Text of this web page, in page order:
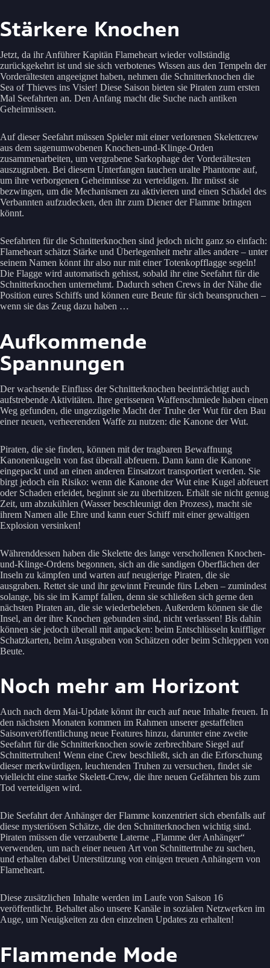
Stärkere Knochen
Jetzt, da ihr Anführer Kapitän Flameheart wieder vollständig
zurückgekehrt ist und sie sich verbotenes Wissen aus den Tempeln der
Vorderältesten angeeignet haben, nehmen die Schnitterknochen die
Sea of Thieves ins Visier! Diese Saison bieten sie Piraten zum ersten
Mal Seefahrten an. Den Anfang macht die Suche nach antiken
Geheimnissen.
Auf dieser Seefahrt müssen Spieler mit einer verlorenen Skelettcrew
aus dem sagenumwobenen Knochen-und-Klinge-Orden
zusammenarbeiten, um vergrabene Sarkophage der Vorderältesten
auszugraben. Bei diesem Unterfangen tauchen uralte Phantome auf,
um ihre verborgenen Geheimnisse zu verteidigen. Ihr müsst sie
bezwingen, um die Mechanismen zu aktivieren und einen Schädel des
Verbannten aufzudecken, den ihr zum Diener der Flamme bringen
könnt.
Seefahrten für die Schnitterknochen sind jedoch nicht ganz so einfach:
Flameheart schätzt Stärke und Überlegenheit mehr alles andere – unter
seinem Namen könnt ihr also nur mit einer Totenkopfflagge segeln!
Die Flagge wird automatisch gehisst, sobald ihr eine Seefahrt für die
Schnitterknochen unternehmt. Dadurch sehen Crews in der Nähe die
Position eures Schiffs und können eure Beute für sich beanspruchen –
wenn sie das Zeug dazu haben …
Aufkommende
Spannungen
Der wachsende Einfluss der Schnitterknochen beeinträchtigt auch
aufstrebende Aktivitäten. Ihre gerissenen Waffenschmiede haben einen
Weg gefunden, die ungezügelte Macht der Truhe der Wut für den Bau
einer neuen, verheerenden Waffe zu nutzen: die Kanone der Wut.
Piraten, die sie finden, können mit der tragbaren Bewaffnung
Kanonenkugeln von fast überall abfeuern. Dann kann die Kanone
eingepackt und an einen anderen Einsatzort transportiert werden. Sie
birgt jedoch ein Risiko: wenn die Kanone der Wut eine Kugel abfeuert
oder Schaden erleidet, beginnt sie zu überhitzen. Erhält sie nicht genug
Zeit, um abzukühlen (Wasser beschleunigt den Prozess), macht sie
ihrem Namen alle Ehre und kann euer Schiff mit einer gewaltigen
Explosion versinken!
Währenddessen haben die Skelette des lange verschollenen Knochen-
und-Klinge-Ordens begonnen, sich an die sandigen Oberflächen der
Inseln zu kämpfen und warten auf neugierige Piraten, die sie
ausgraben. Rettet sie und ihr gewinnt Freunde fürs Leben – zumindest
solange, bis sie im Kampf fallen, denn sie schließen sich gerne den
nächsten Piraten an, die sie wiederbeleben. Außerdem können sie die
Insel, an der ihre Knochen gebunden sind, nicht verlassen! Bis dahin
können sie jedoch überall mit anpacken: beim Entschlüsseln kniffliger
Schatzkarten, beim Ausgraben von Schätzen oder beim Schleppen von
Beute.
Noch mehr am Horizont
Auch nach dem Mai-Update könnt ihr euch auf neue Inhalte freuen. In
den nächsten Monaten kommen im Rahmen unserer gestaffelten
Saisonveröffentlichung neue Features hinzu, darunter eine zweite
Seefahrt für die Schnitterknochen sowie zerbrechbare Siegel auf
Schnittertruhen! Wenn eine Crew beschließt, sich an die Erforschung
dieser merkwürdigen, leuchtenden Truhen zu versuchen, findet sie
vielleicht eine starke Skelett-Crew, die ihre neuen Gefährten bis zum
Tod verteidigen wird.
Die Seefahrt der Anhänger der Flamme konzentriert sich ebenfalls auf
diese mysteriösen Schätze, die den Schnitterknochen wichtig sind.
Piraten müssen die verzauberte Laterne „Flamme der Anhänger“
verwenden, um nach einer neuen Art von Schnittertruhe zu suchen,
und erhalten dabei Unterstützung von einigen treuen Anhängern von
Flameheart.
Diese zusätzlichen Inhalte werden im Laufe von Saison 16
veröffentlicht. Behaltet also unsere Kanäle in sozialen Netzwerken im
Auge, um Neuigkeiten zu den einzelnen Updates zu erhalten!
Flammende Mode